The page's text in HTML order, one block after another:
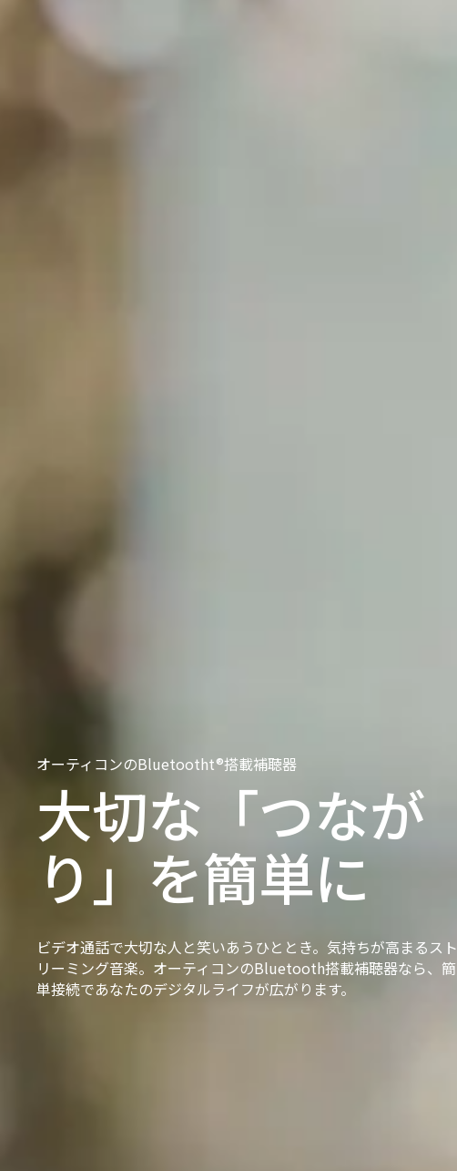
オーティコンのBluetootht®搭載補聴器
大切な「つなが
り」を簡単に
ビデオ通話で大切な人と笑いあうひととき。気持ちが高まるスト
リーミング音楽。オーティコンのBluetooth搭載補聴器なら、簡
単接続であなたのデジタルライフが広がります。